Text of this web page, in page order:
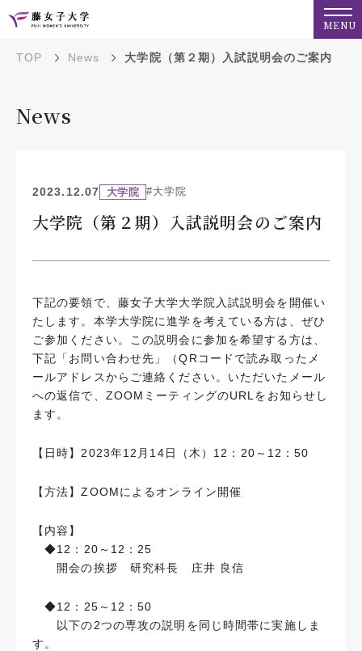
MENU
TOP News 大学院（第２期）入試説明会のご案内
News
2023.12.07 大学院 #大学院
大学院（第２期）入試説明会のご案内
下記の要領で、藤女子大学大学院入試説明会を開催い
たします。本学大学院に進学を考えている方は、ぜひ
ご参加ください。この説明会に参加を希望する方は、
下記「お問い合わせ先」（QRコードで読み取ったメ
ールアドレスからご連絡ください。いただいたメール
への返信で、ZOOMミーティングのURLをお知らせし
ます。
【日時】2023年12月14日（木）12：20～12：50
【方法】ZOOMによるオンライン開催
【内容】
◆12：20～12：25
開会の挨拶 研究科長 庄井 良信
◆12：25～12：50
以下の2つの専攻の説明を同じ時間帯に実施しま
す。